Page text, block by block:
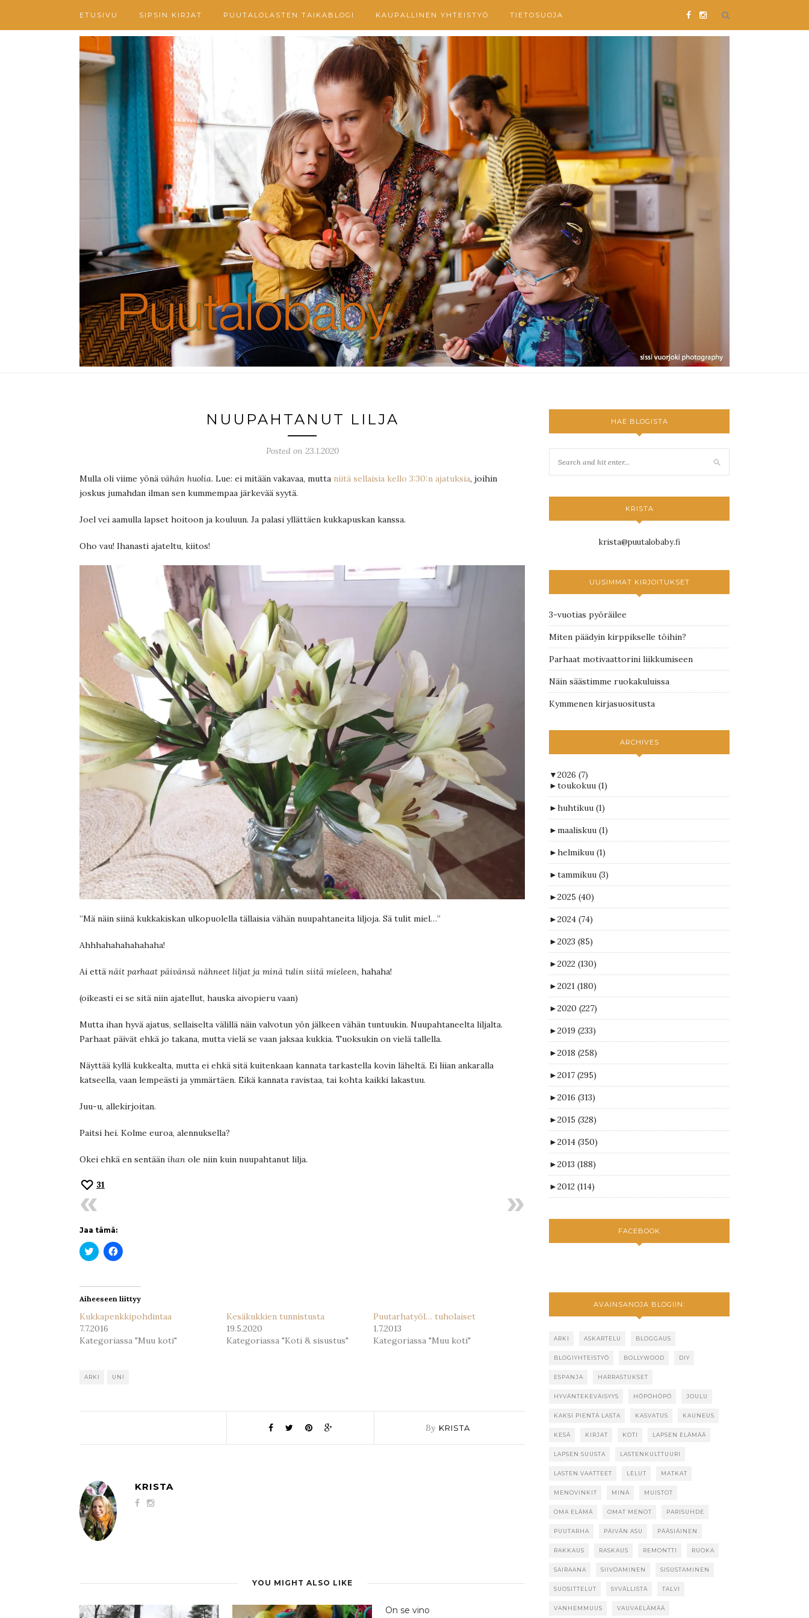
ETUSIVU SIPSIN KIRJAT PUUTALOLASTEN TAIKABLOGI KAUPALLINEN YHTEISTYÖ TIETOSUOJA
NUUPAHTANUT LILJA
Posted on 23.1.2020
Mulla oli viime yönä vähän huolia. Lue: ei mitään vakavaa, mutta niitä sellaisia kello 3:30:n ajatuksia, joihin
joskus jumahdan ilman sen kummempaa järkevää syytä.
Joel vei aamulla lapset hoitoon ja kouluun. Ja palasi yllättäen kukkapuskan kanssa.
Oho vau! Ihanasti ajateltu, kiitos!
”Mä näin siinä kukkakiskan ulkopuolella tällaisia vähän nuupahtaneita liljoja. Sä tulit miel…”
Ahhhahahahahahaha!
Ai että näit parhaat päivänsä nähneet liljat ja minä tulin siitä mieleen, hahaha!
(oikeasti ei se sitä niin ajatellut, hauska aivopieru vaan)
Mutta ihan hyvä ajatus, sellaiselta välillä näin valvotun yön jälkeen vähän tuntuukin. Nuupahtaneelta liljalta.
Parhaat päivät ehkä jo takana, mutta vielä se vaan jaksaa kukkia. Tuoksukin on vielä tallella.
Näyttää kyllä kukkealta, mutta ei ehkä sitä kuitenkaan kannata tarkastella kovin läheltä. Ei liian ankaralla
katseella, vaan lempeästi ja ymmärtäen. Eikä kannata ravistaa, tai kohta kaikki lakastuu.
Juu-u, allekirjoitan.
Paitsi hei. Kolme euroa, alennuksella?
Okei ehkä en sentään ihan ole niin kuin nuupahtanut lilja.
31
Jaa tämä:
Jaa
Twitterissä(Avautuu
Jaa
Facebookissa(Avautuu
Aiheeseen liittyy
Kukkapenkkipohdintaa
7.7.2016
Kategoriassa "Muu koti"
Kesäkukkien tunnistusta
19.5.2020
Kategoriassa "Koti & sisustus"
Puutarhatyöl… tuholaiset
1.7.2013
Kategoriassa "Muu koti"
ARKI UNI
By KRISTA
KRISTA
YOU MIGHT ALSO LIKE
On se vino
HAE BLOGISTA
KRISTA
krista@puutalobaby.fi
UUSIMMAT KIRJOITUKSET
3-vuotias pyöräilee
Miten päädyin kirppikselle töihin?
Parhaat motivaattorini liikkumiseen
Näin säästimme ruokakuluissa
Kymmenen kirjasuositusta
ARCHIVES
▼2026 (7)
►toukokuu (1)
►huhtikuu (1)
►maaliskuu (1)
►helmikuu (1)
►tammikuu (3)
►2025 (40)
►2024 (74)
►2023 (85)
►2022 (130)
►2021 (180)
►2020 (227)
►2019 (233)
►2018 (258)
►2017 (295)
►2016 (313)
►2015 (328)
►2014 (350)
►2013 (188)
►2012 (114)
FACEBOOK
AVAINSANOJA BLOGIIN:
ARKI ASKARTELU BLOGGAUS
BLOGIYHTEISTYÖ BOLLYWOOD DIY
ESPANJA HARRASTUKSET
HYVÄNTEKEVÄISYYS HÖPÖHÖPÖ JOULU
KAKSI PIENTÄ LASTA KASVATUS KAUNEUS
KESÄ KIRJAT KOTI LAPSEN ELÄMÄÄ
LAPSEN SUUSTA LASTENKULTTUURI
LASTEN VAATTEET LELUT MATKAT
MENOVINKIT MINÄ MUISTOT
OMA ELÄMÄ OMAT MENOT PARISUHDE
PUUTARHA PÄIVÄN ASU PÄÄSIÄINEN
RAKKAUS RASKAUS REMONTTI RUOKA
SAIRAANA SIIVOAMINEN SISUSTAMINEN
SUOSITTELUT SYVÄLLISTÄ TALVI
VANHEMMUUS VAUVAELÄMÄÄ